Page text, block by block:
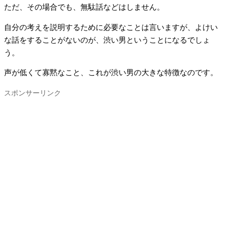
ただ、その場合でも、無駄話などはしません。
自分の考えを説明するために必要なことは言いますが、よけい
な話をすることがないのが、渋い男ということになるでしょ
う。
声が低くて寡黙なこと、これが渋い男の大きな特徴なのです。
スポンサーリンク